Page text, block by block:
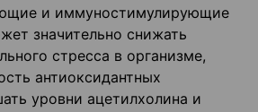
и иммуностимулирующие
значительно снижать
стресса в организме,
антиоксидантных
уровни ацетилхолина и